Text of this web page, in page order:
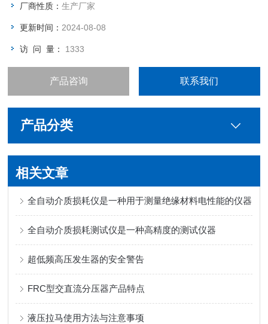
厂商性质：生产厂家
更新时间： 2024-08-08
访 问 量： 1333
产品咨询 联系我们
产品分类
相关文章
全自动介质损耗仪是一种用于测量绝缘材料电性能的仪器
全自动介质损耗测试仪是一种高精度的测试仪器
超低频高压发生器的安全警告
FRC型交直流分压器产品特点
液压拉马使用方法与注意事项